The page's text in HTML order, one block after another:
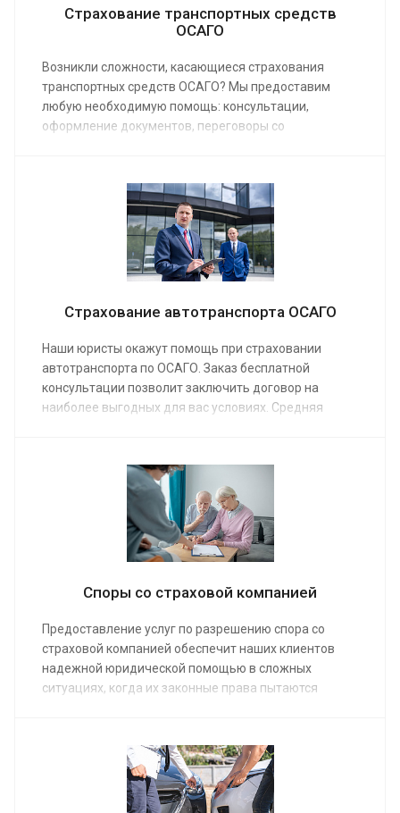
Страхование транспортных средств
ОСАГО
Возникли сложности, касающиеся страхования
транспортных средств ОСАГО? Мы предоставим
любую необходимую помощь: консультации,
оформление документов, переговоры со
проблему, если страховщик неправомерно отказал в
выплате или снизил сумму компенсации. Средняя
стоимость услуг юриста по ОСАГО от 5 000 руб.
Страхование автотранспорта ОСАГО
Наши юристы окажут помощь при страховании
автотранспорта по ОСАГО. Заказ бесплатной
консультации позволит заключить договор на
наиболее выгодных для вас условиях. Средняя
юридическую поддержку, если страховщик
отказывается заключать договор или производить
Споры со страховой компанией
Предоставление услуг по разрешению спора со
страховой компанией обеспечит наших клиентов
надежной юридической помощью в сложных
ситуациях, когда их законные права пытаются
недостаточным начислением суммы. Средняя
стоимость услуг адвоката от 5 000 руб. Наши юристы
имеют большой опыт, поэтому окажут реальную